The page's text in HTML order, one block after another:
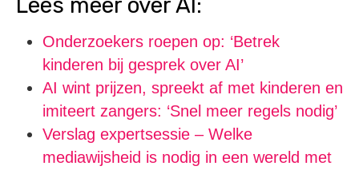
Onderzoekers roepen op: ‘Betrek
kinderen bij gesprek over AI’
AI wint prijzen, spreekt af met kinderen en
imiteert zangers: ‘Snel meer regels nodig’
Verslag expertsessie – Welke
mediawijsheid is nodig in een wereld met